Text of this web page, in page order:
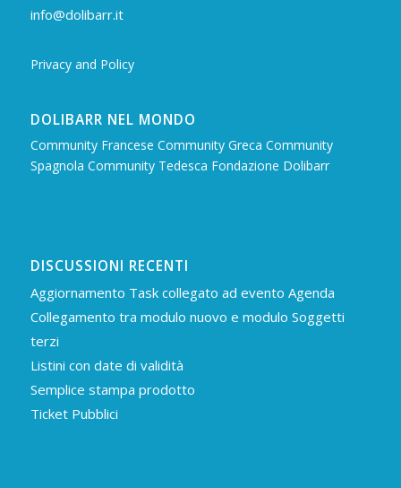
info@dolibarr.it
Privacy and Policy
DOLIBARR NEL MONDO
Community Francese Community Greca Community
Spagnola Community Tedesca Fondazione Dolibarr
DISCUSSIONI RECENTI
Aggiornamento Task collegato ad evento Agenda
Collegamento tra modulo nuovo e modulo Soggetti
terzi
Listini con date di validità
Semplice stampa prodotto
Ticket Pubblici